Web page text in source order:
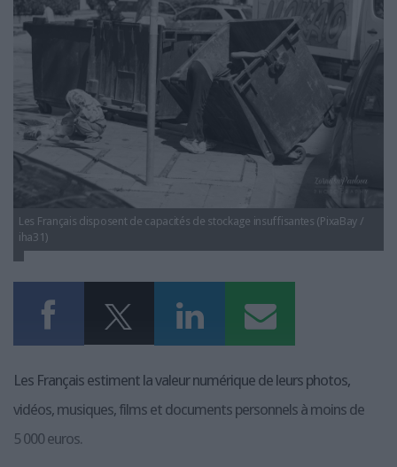
LES GUIDES PRATIQUES
LES BASES DE DONNÉES
L'ANNUAIRE DES ACTEURS
LES LIVRES BLANCS
LES SUPPLÉMENTS
NOS OFFRES D'ABONNEMENTS
Les Français disposent de capacités de stockage insuffisantes (PixaBay /
iha31)
Les Français estiment la valeur numérique de leurs photos,
vidéos, musiques, films et documents personnels à moins de
5 000 euros.